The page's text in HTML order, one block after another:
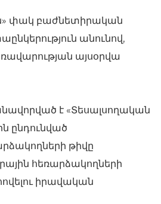
փակ բաժնետիրական
անունով,
այսօրվա
է «Տեսալսողական
ընդունված
թիվը
հեռարձակողների
իրավական